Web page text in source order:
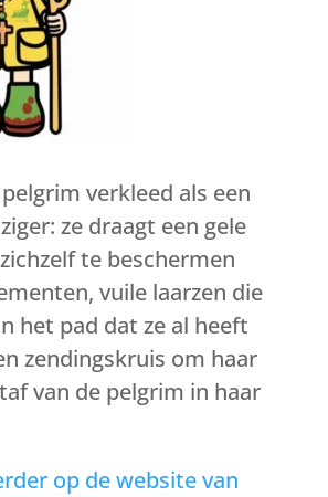
verkleed als een
ze draagt een gele
te beschermen
vuile laarzen die
het pad dat ze al heeft
zendingskruis om haar
van de pelgrim in haar
op de website van